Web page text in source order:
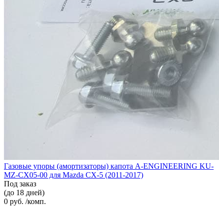
Газовые упоры (амортизаторы) капота A-ENGINEERING KU-
MZ-CX05-00 для Mazda CX-5 (2011-2017)
Под заказ
(до 18 дней)
0 руб. /комп.